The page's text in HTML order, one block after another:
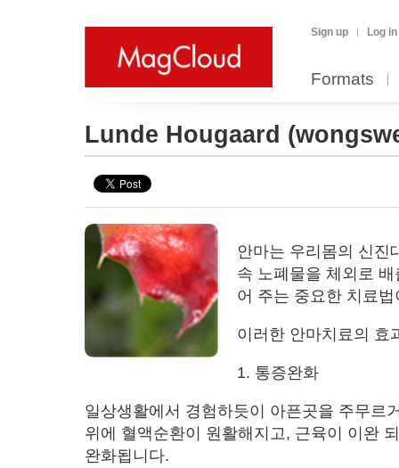
Sign up Log in
Formats
Lunde Hougaard
안마는 우리몸의 신진
속 노폐물을 체외로
어 주는 중요한 치료
이러한 안마치료의 효
1. 통증완화
일상생활에서 경험하듯이 아픈곳을 주무르
위에 혈액순환이 원활해지고, 근육이 이완
완화됩니다.